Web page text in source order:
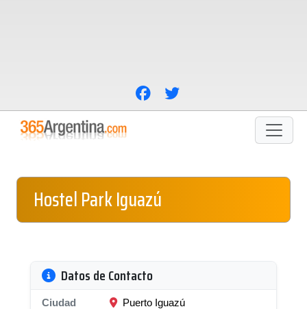
Hostel Park Iguazú
Datos de Contacto
Ciudad Puerto Iguazú